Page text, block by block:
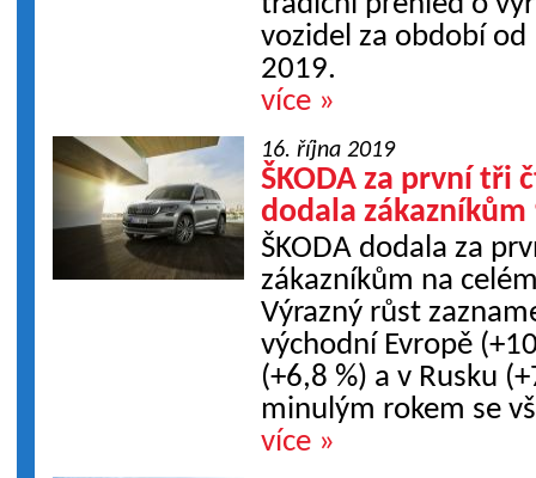
vozidel za období
2019.
více »
16. října 2019
ŠKODA za první
dodala zákazníkům
ŠKODA dodala za
zákazníkům na
Výrazný růst
východní Evropě
(+6,8 %) a v Rusku
minulým rokem se
více »